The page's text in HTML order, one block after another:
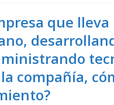
que
compañía,